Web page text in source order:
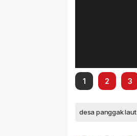
1 2 3
desa panggak laut